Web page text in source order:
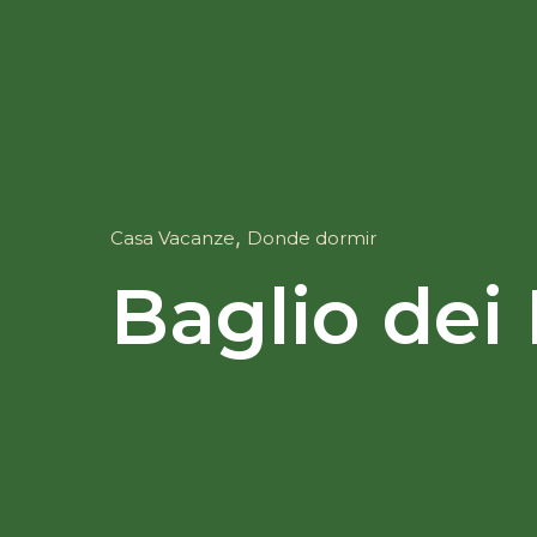
Baglio dei
Casa Vacanze, Donde dormir